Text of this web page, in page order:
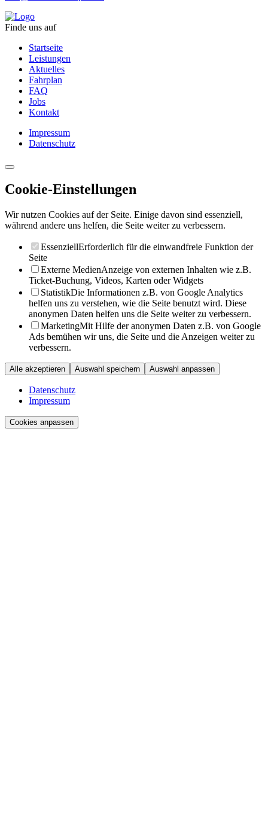
Finde uns auf
Startseite
Leistungen
Aktuelles
Fahrplan
FAQ
Jobs
Kontakt
Impressum
Datenschutz
Cookie-Einstellungen
Wir nutzen Cookies auf der Seite. Einige davon sind essenziell,
während andere uns helfen, die Seite weiter zu verbessern.
EssenziellErforderlich für die einwandfreie Funktion der
Seite
Externe MedienAnzeige von externen Inhalten wie z.B.
Ticket-Buchung, Videos, Karten oder Widgets
StatistikDie Informationen z.B. von Google Analytics
helfen uns zu verstehen, wie die Seite benutzt wird. Diese
anonymen Daten helfen uns die Seite weiter zu verbessern.
MarketingMit Hilfe der anonymen Daten z.B. von Google
Ads bemühen wir uns, die Seite und die Anzeigen weiter zu
verbessern.
Alle akzeptieren Auswahl speichern Auswahl anpassen
Datenschutz
Impressum
Cookies anpassen